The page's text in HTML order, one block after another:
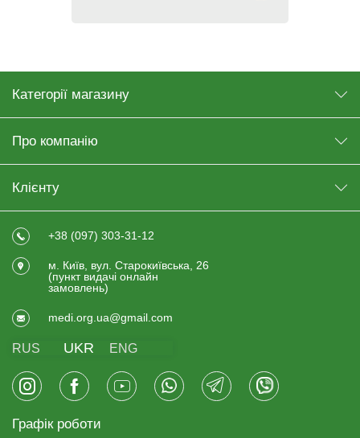
Категорії магазину
Про компанію
Клієнту
+38 (097) 303-31-12
м. Київ, вул. Старокиївська, 26
(пункт видачi онлайн
замовлень)
medi.org.ua@gmail.com
RUS UKR ENG
Графік роботи